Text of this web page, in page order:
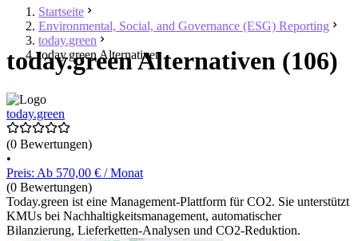
Startseite
Environmental, Social, and Governance (ESG) Reporting
today.green
today.green Alternativen
today.green Alternativen (106)
today.green
(0 Bewertungen)
•
Preis: Ab 570,00 € / Monat
(0 Bewertungen)
Today.green ist eine Management-Plattform für CO2. Sie unterstützt
KMUs bei Nachhaltigkeitsmanagement, automatischer
Bilanzierung, Lieferketten-Analysen und CO2-Reduktion.